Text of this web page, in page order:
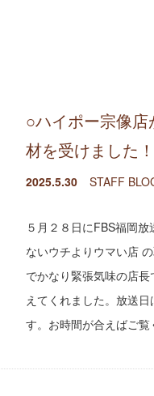
○ハイポー宗像
材を受けました
2025.5.30 STAFF
５月２８日にFBS福岡
ないウチよりウマい店
でかなり緊張気味の店
えてくれました。放送
す。お時間が合えばご